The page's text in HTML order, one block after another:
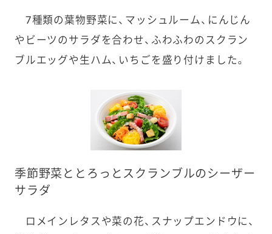
7種類の葉物野菜に、マッシュルーム、にんじん
やビーツのサラダを合わせ、ふわふわのスクラン
ブルエッグや生ハム、いちごを盛り付けました。
季節野菜ととろっとスクランブルのシーザー
サラダ
ロメインレタスや菜の花、スナップエンドウに、